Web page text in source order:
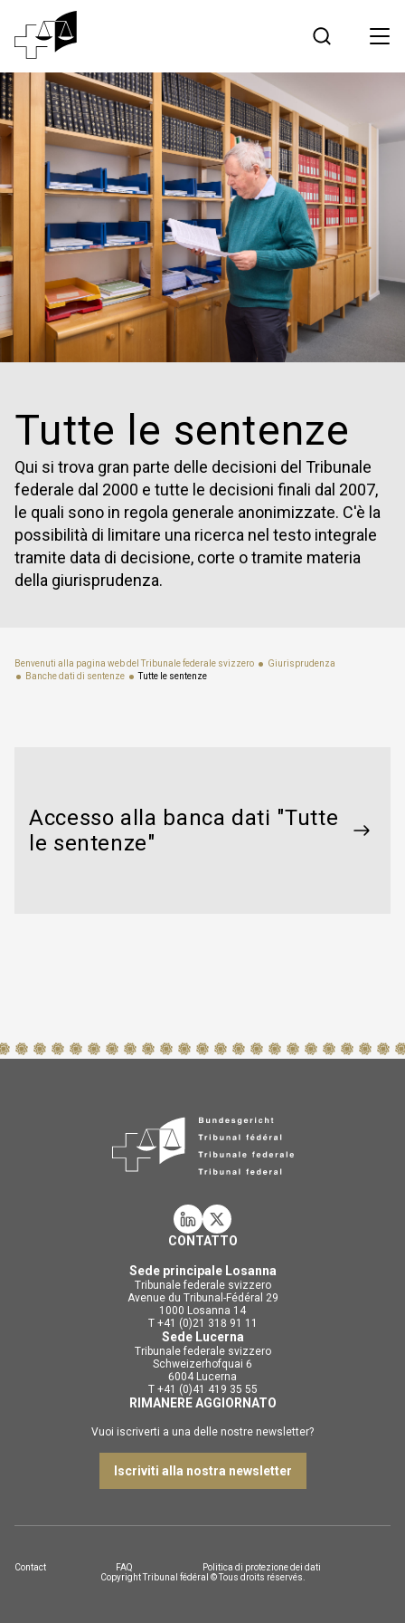
Contatto
Giurisprudenza
Tribunale federale
Lavorare al Tribunale federale
Media
Tutte le sentenze
Qui si trova gran parte delle decisioni del Tribunale
federale dal 2000 e tutte le decisioni finali dal 2007,
le quali sono in regola generale anonimizzate. C'è la
possibilità di limitare una ricerca nel testo integrale
tramite data di decisione, corte o tramite materia
della giurisprudenza.
Benvenuti alla pagina web del Tribunale federale svizzero
Giurisprudenza
Banche dati di sentenze
Tutte le sentenze
Accesso alla banca dati "Tutte
le sentenze"
CONTATTO
Sede principale Losanna
Tribunale federale svizzero
Avenue du Tribunal-Fédéral 29
1000 Losanna 14
T +41 (0)21 318 91 11
Sede Lucerna
Tribunale federale svizzero
Schweizerhofquai 6
6004 Lucerna
T +41 (0)41 419 35 55
RIMANERE AGGIORNATO
Vuoi iscriverti a una delle nostre newsletter?
Iscriviti alla nostra newsletter
Copyright Tribunal fédéral © Tous droits réservés.
Contact FAQ Politica di protezione dei dati